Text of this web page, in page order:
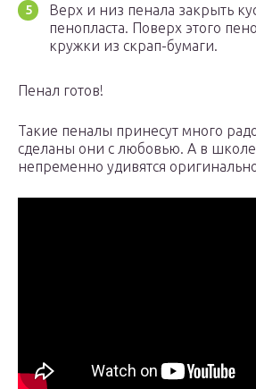
Верх и низ пенала закрыть
пенопласта. Поверх этого
кружки из скрап-бумаги.
Пенал готов!
Такие пеналы принесут много
сделаны они с любовью. А в
непременно удивятся